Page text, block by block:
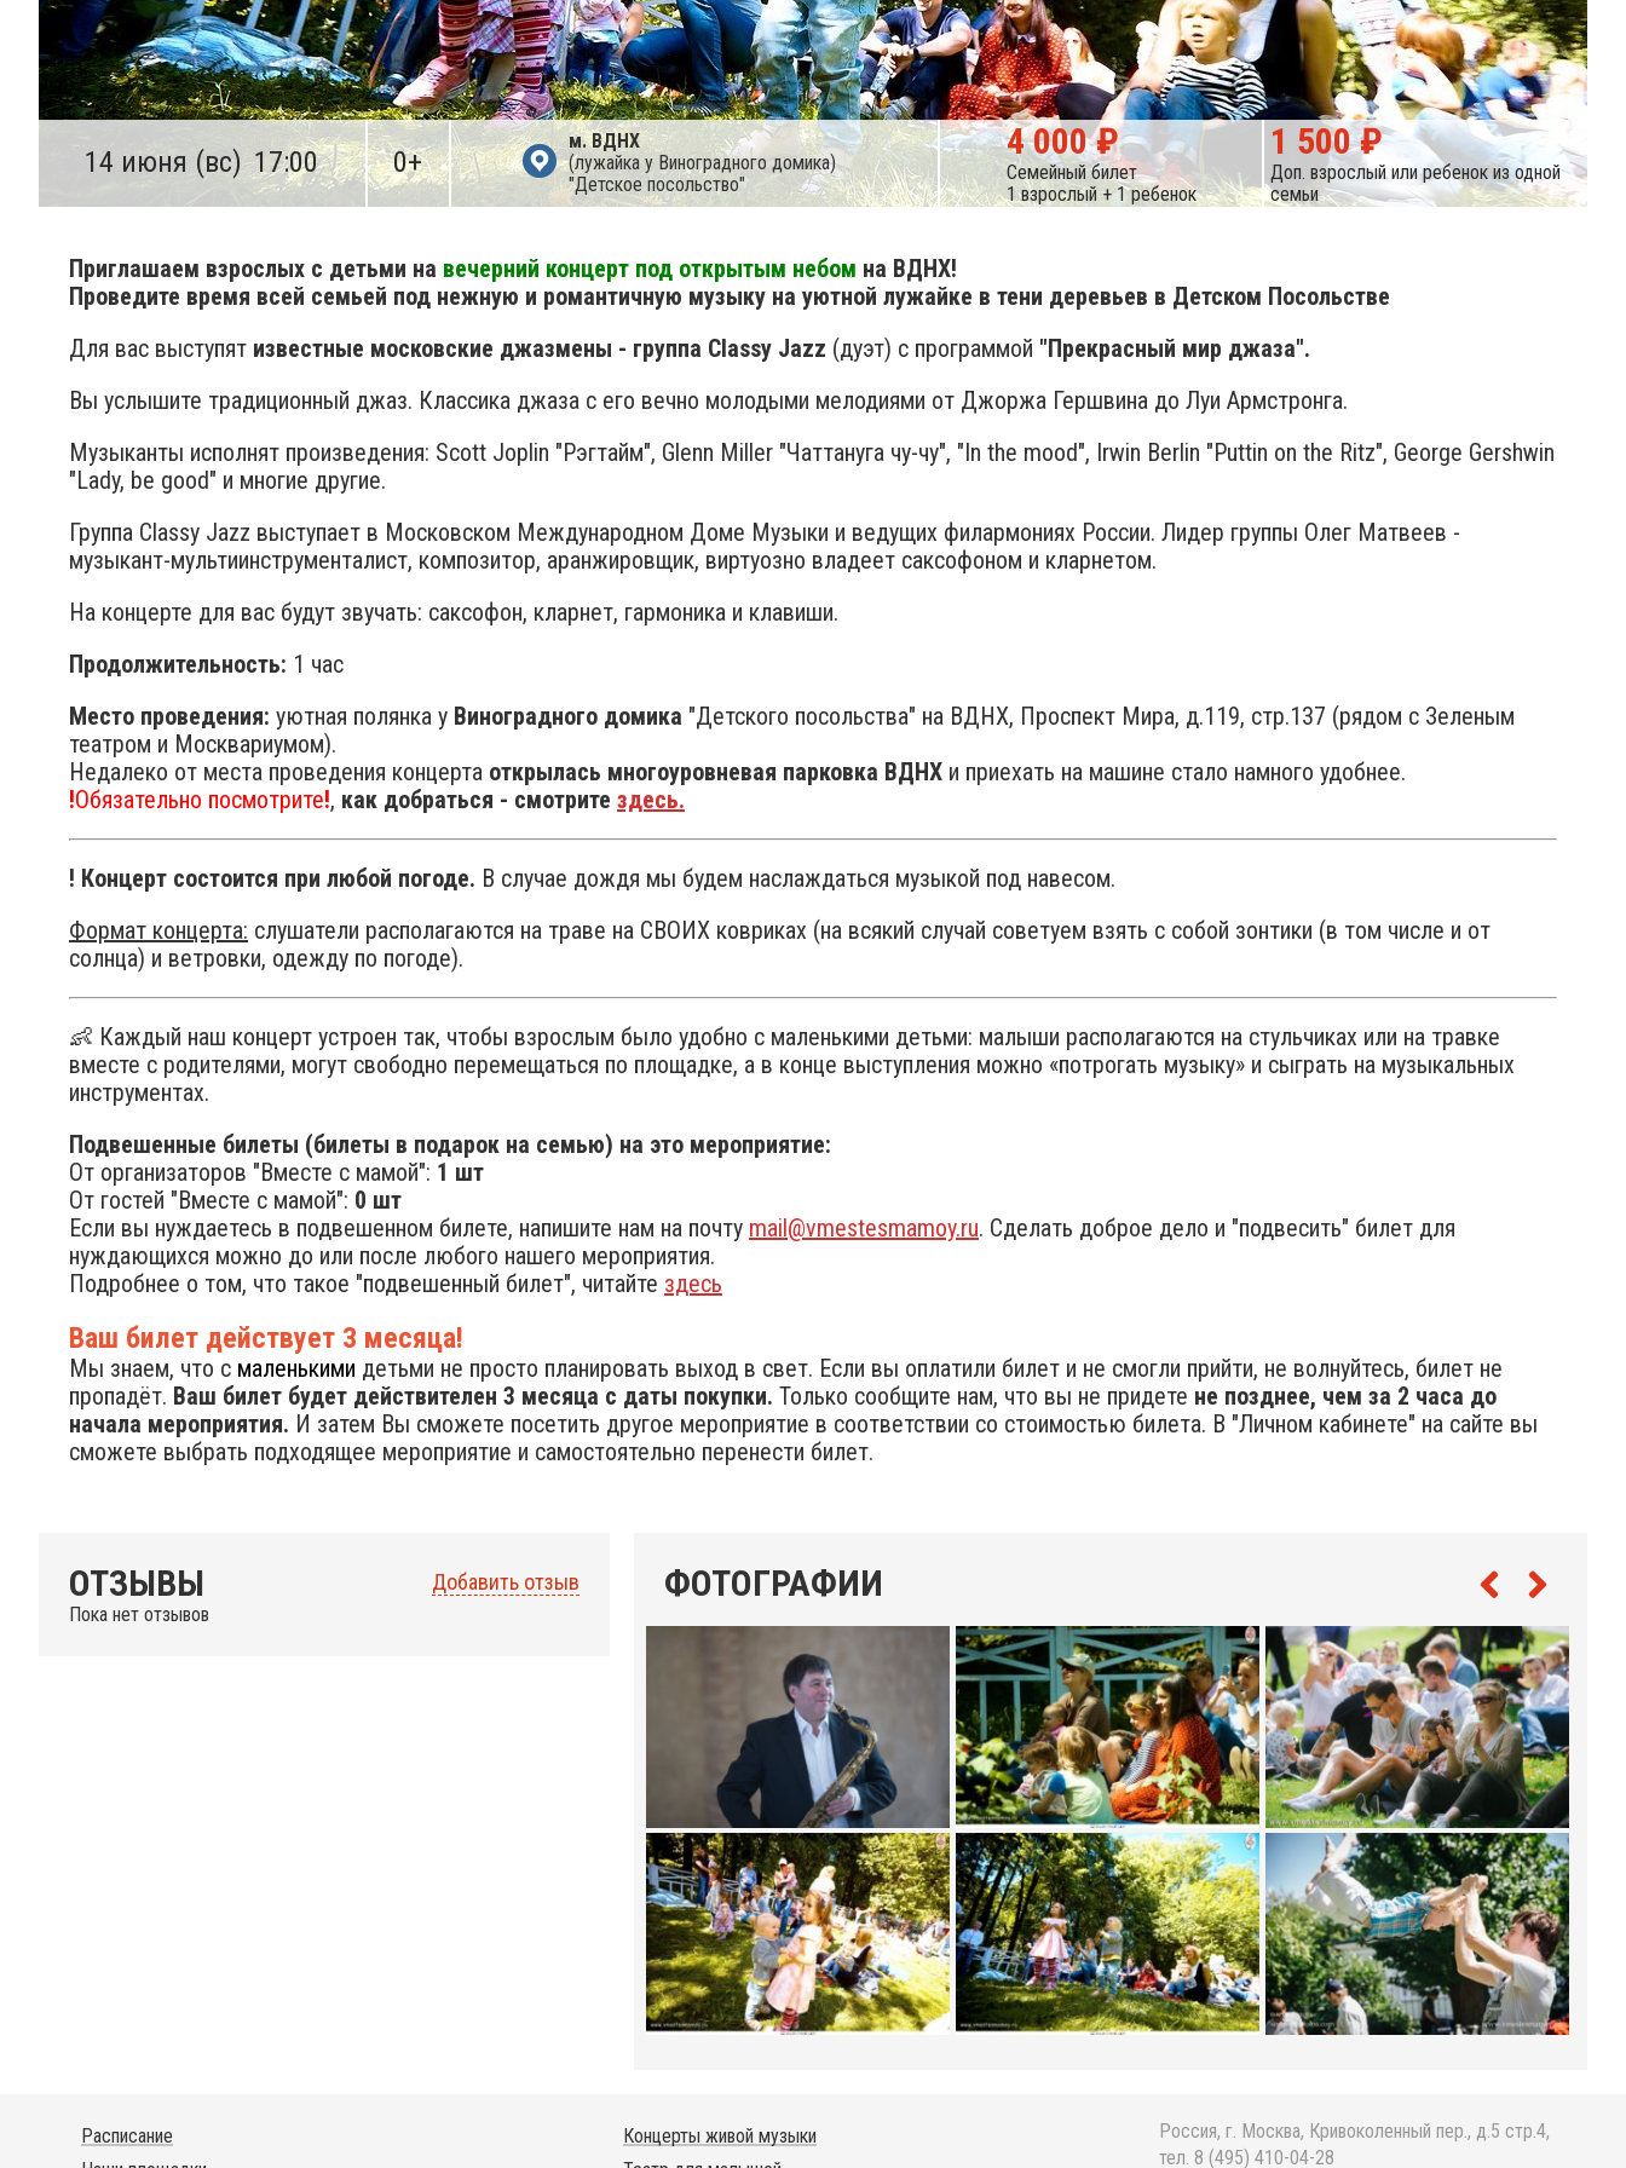
14 июня (вс) 17:00 0+
м. ВДНХ
(лужайка у Виноградного домика)
"Детское посольство"
4 000 ₽
Семейный билет
1 взрослый + 1 ребенок
1 500 ₽
Доп. взрослый или ребенок из одной
семьи
Приглашаем взрослых с детьми на вечерний концерт под открытым небом на ВДНХ!
Проведите время всей семьей под нежную и романтичную музыку на уютной лужайке в тени деревьев в Детском Посольстве
Для вас выступят известные московские джазмены - группа Classy Jazz (дуэт) с программой "Прекрасный мир джаза".
Вы услышите традиционный джаз. Классика джаза с его вечно молодыми мелодиями от Джоржа Гершвина до Луи Армстронга.
Музыканты исполнят произведения: Scott Joplin "Рэгтайм", Glenn Miller "Чаттануга чу-чу", "In the mood", Irwin Berlin "Puttin on the Ritz", George Gershwin
"Lady, be good" и многие другие.
Группа Classy Jazz выступает в Московском Международном Доме Музыки и ведущих филармониях России. Лидер группы Олег Матвеев -
музыкант-мультиинструменталист, композитор, аранжировщик, виртуозно владеет саксофоном и кларнетом.
На концерте для вас будут звучать: саксофон, кларнет, гармоника и клавиши.
Продолжительность: 1 час
Место проведения: уютная полянка у Виноградного домика "Детского посольства" на ВДНХ, Проспект Мира, д.119, стр.137 (рядом с Зеленым
театром и Москвариумом).
Недалеко от места проведения концерта открылась многоуровневая парковка ВДНХ и приехать на машине стало намного удобнее.
!Обязательно посмотрите!, как добраться - смотрите здесь.
! Концерт состоится при любой погоде. В случае дождя мы будем наслаждаться музыкой под навесом.
Формат концерта: слушатели располагаются на траве на СВОИХ ковриках (на всякий случай советуем взять с собой зонтики (в том числе и от
солнца) и ветровки, одежду по погоде).
👶 Каждый наш концерт устроен так, чтобы взрослым было удобно с маленькими детьми: малыши располагаются на стульчиках или на травке
вместе с родителями, могут свободно перемещаться по площадке, а в конце выступления можно «потрогать музыку» и сыграть на музыкальных
инструментах.
Подвешенные билеты (билеты в подарок на семью) на это мероприятие:
От организаторов "Вместе с мамой": 1 шт
От гостей "Вместе с мамой": 0 шт
Если вы нуждаетесь в подвешенном билете, напишите нам на почту mail@vmestesmamoy.ru. Сделать доброе дело и "подвесить" билет для
нуждающихся можно до или после любого нашего мероприятия.
Подробнее о том, что такое "подвешенный билет", читайте здесь
Ваш билет действует 3 месяца!
Мы знаем, что с маленькими детьми не просто планировать выход в свет. Если вы оплатили билет и не смогли прийти, не волнуйтесь, билет не
пропадёт. Ваш билет будет действителен 3 месяца с даты покупки. Только сообщите нам, что вы не придете не позднее, чем за 2 часа до
начала мероприятия. И затем Вы сможете посетить другое мероприятие в соответствии со стоимостью билета. В "Личном кабинете" на сайте вы
сможете выбрать подходящее мероприятие и самостоятельно перенести билет.
ОТЗЫВЫ Добавить отзыв
Пока нет отзывов
ФОТОГРАФИИ
Расписание
Концерты живой музыки
Россия, г. Москва, Кривоколенный пер., д.5 стр.4,
тел. 8 (495) 410-04-28